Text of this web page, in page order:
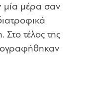
μία μέρα σαν
τέλος της